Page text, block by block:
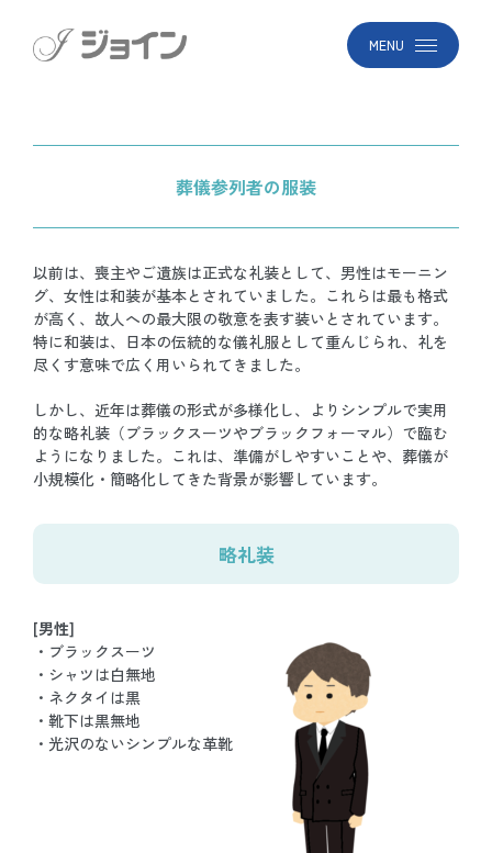
MENU
葬儀参列者の服装
以前は、喪主やご遺族は正式な礼装として、男性はモーニン
グ、女性は和装が基本とされていました。これらは最も格式
が高く、故人への最大限の敬意を表す装いとされています。
特に和装は、日本の伝統的な儀礼服として重んじられ、礼を
尽くす意味で広く用いられてきました。
しかし、近年は葬儀の形式が多様化し、よりシンプルで実用
的な略礼装（ブラックスーツやブラックフォーマル）で臨む
ようになりました。これは、準備がしやすいことや、葬儀が
小規模化・簡略化してきた背景が影響しています。
略礼装
[男性]
・ブラックスーツ
・シャツは白無地
・ネクタイは黒
・靴下は黒無地
・光沢のないシンプルな革靴